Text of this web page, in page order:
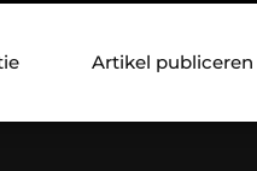
Artikel publiceren